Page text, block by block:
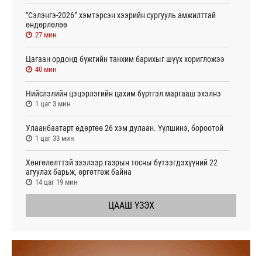
"Сэлэнгэ-2026” хэмтэрсэн хээрийн сургууль амжилттай
өндөрлөлөө
27 мин
Цагаан ордонд бүжгийн танхим барихыг шүүх хоригложээ
40 мин
Нийслэлийн цэцэрлэгийн цахим бүртгэл маргааш эхэлнэ
1 цаг 3 мин
Улаанбаатарт өдөртөө 26 хэм дулаан. Үүлшинэ, бороотой
1 цаг 33 мин
Хөнгөлөлттэй зээлээр газрын тосны бүтээгдэхүүний 22
агуулах барьж, өргөтгөж байна
14 цаг 19 мин
ЦААШ ҮЗЭХ